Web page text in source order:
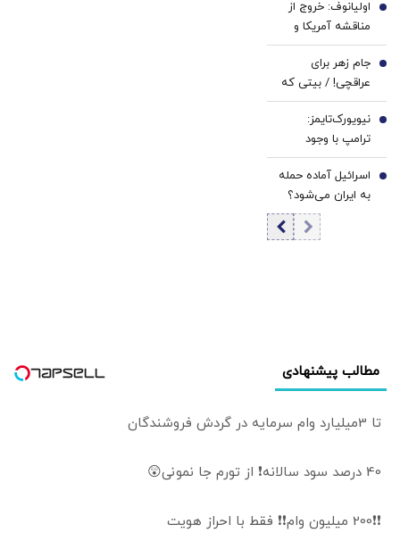
حقوق و منافع ملی
ایران در دریای خزر
است
مسئول: سابقه این
مدارس به قبل از
انقلاب برمی‌گردد
اولیانوف: خروج از
مناقشه آمریکا و
ایران، تنها از مسیر
دیپلماسی ممکن
است
4
جام زهر برای
عراقچی! / بیتی که
پزشکیان در نشست
خبری خواند
5
نیویورک‌تایمز:
ترامپ با وجود
هشدار ارتش آمریکا
جنگ با ایران را آغاز
کرد
6
اسرائیل آماده حمله
به ایران می‌شود؟
7
مطالب پیشنهادی
تا 3میلیارد وام سرمایه در گردش فروشندگان
40 درصد سود سالانه❗ از تورم جا نمونی😲
❗❗200 میلیون وام❗❗ فقط با احراز هویت